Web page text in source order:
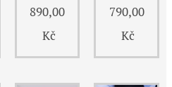
890,00
Kč
790,00
Kč